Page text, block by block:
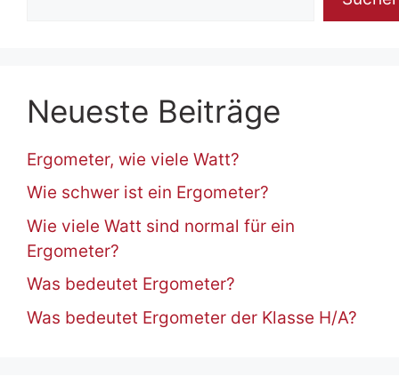
Neueste Beiträge
Ergometer, wie viele Watt?
Wie schwer ist ein Ergometer?
Wie viele Watt sind normal für ein
Ergometer?
Was bedeutet Ergometer?
Was bedeutet Ergometer der Klasse H/A?